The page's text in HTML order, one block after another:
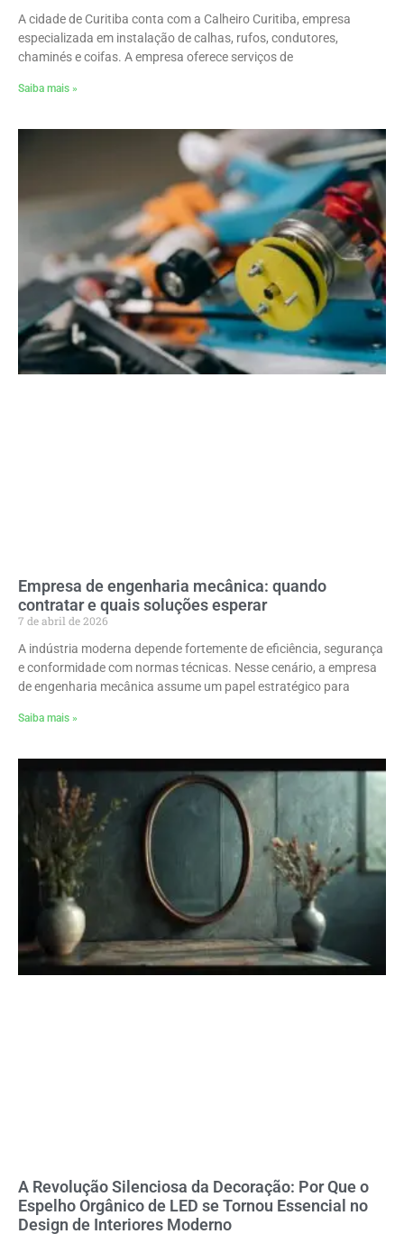
A cidade de Curitiba conta com a Calheiro Curitiba, empresa
especializada em instalação de calhas, rufos, condutores,
chaminés e coifas. A empresa oferece serviços de
Saiba mais »
Empresa de engenharia mecânica: quando
contratar e quais soluções esperar
7 de abril de 2026
A indústria moderna depende fortemente de eficiência, segurança
e conformidade com normas técnicas. Nesse cenário, a empresa
de engenharia mecânica assume um papel estratégico para
Saiba mais »
A Revolução Silenciosa da Decoração: Por Que o
Espelho Orgânico de LED se Tornou Essencial no
Design de Interiores Moderno